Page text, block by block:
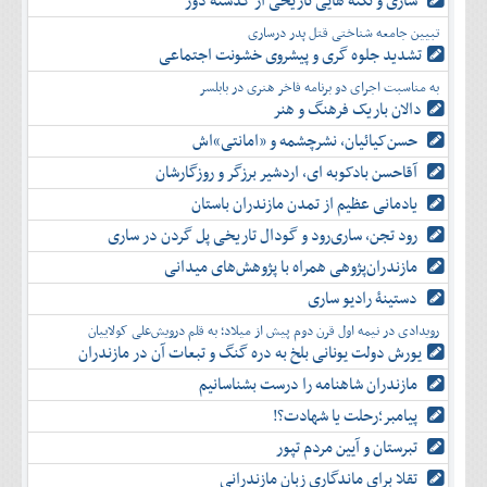
بهمن
اسفند
آذر
دی
بهمن
اسفند
تبیین جامعه شناختی قتل پدر درساری
تشدید جلوه‌ گری و پیشروی خشونت اجتماعی
به مناسبت اجرای دو برنامه فاخر هنری در بابلسر
دالان باریک فرهنگ و هنر
حسن‌کیائیان، نشرچشمه و «امانتی»اش
آقاحسن بادکوبه ای، اردشیر برزگر و روزگارشان
یادمانی عظیم از تمدن مازندران باستان
رود تجن، ساری‌رود و گودال تاریخی پل گردن در ساری
مازندران‌پژوهی همراه با پژوهش‌های میدانی
دستینۀ رادیو ساری
رویدادی در نیمه اول قرن دوم پیش از میلاد؛ به قلم درویش‌علی کولاییان
یورش دولت یونانی بلخ به دره گنگ و تبعات آن در مازندران
مازندران شاهنامه را درست بشناسانیم
پیامبر؛رحلت یا شهادت؟!
تبرستان و آیین مردم تپور
تقلا برای ماندگاری زبان مازندرانی